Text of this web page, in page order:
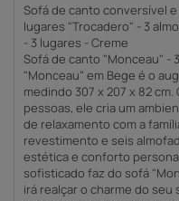
Sofá de canto conversível
lugares "Trocadero" - 3
- 3 lugares - Creme
Sofá de canto "Monceau" -
"Monceau" em Bege é o
medindo 307 x 207 x 82
pessoas, ele cria um
de relaxamento com a
revestimento e seis
estética e conforto
sofisticado faz do sofá
irá realçar o charme do seu